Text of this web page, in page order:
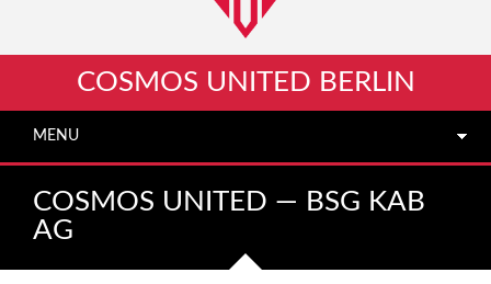
COSMOS UNITED BERLIN
MENU
COSMOS UNITED — BSG KAB
AG